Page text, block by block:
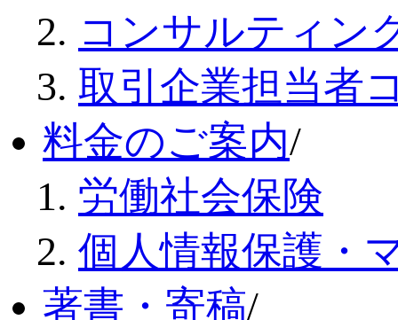
コンサルティン
取引企業担当者
料金のご案内/
労働社会保険
個人情報保護・
著書・寄稿/